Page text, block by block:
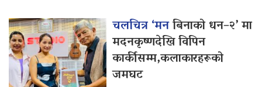
चलचित्र ‘मनबिनाको धन–२’ मा
मदनकृष्णदेखि विपिन
कार्कीसम्म,कलाकारहरूको
जमघट